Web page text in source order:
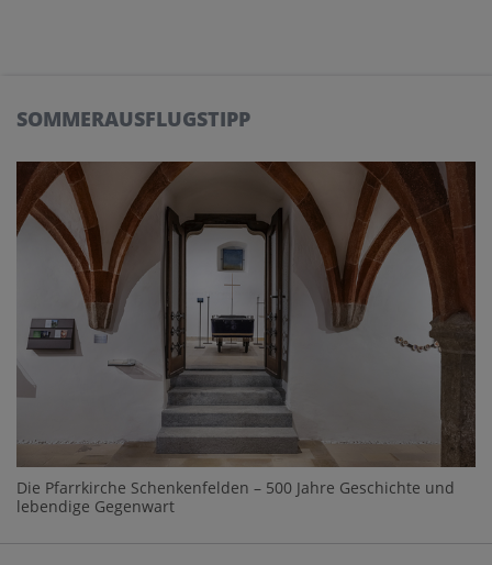
SOMMERAUSFLUGSTIPP
Die Pfarrkirche Schenkenfelden – 500 Jahre Geschichte und
lebendige Gegenwart